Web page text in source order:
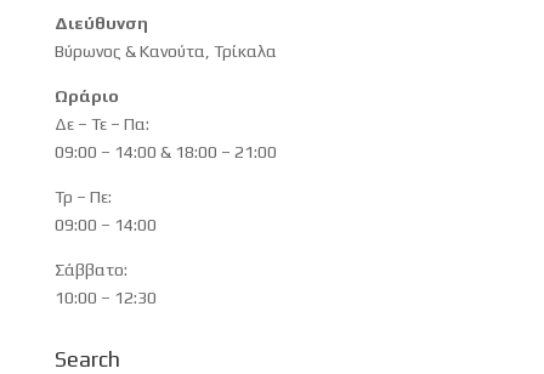
Διεύθυνση
Βύρωνος & Κανούτα, Τρίκαλα
Ωράριο
Δε – Τε – Πα:
09:00 – 14:00 & 18:00 – 21:00
Τρ – Πε:
09:00 – 14:00
Σάββατο:
10:00 – 12:30
Search